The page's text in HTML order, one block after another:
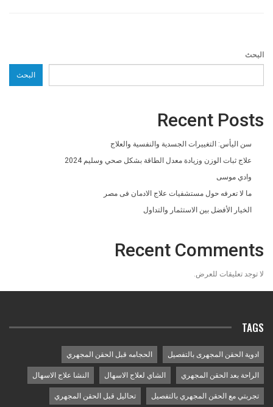
البحث
البحث
Recent Posts
سن اليأس: التغييرات الجسدية والنفسية والعلاج
علاج ثبات الوزن وزيادة معدل الطاقة بشكل صحي وسليم 2024
وادي موسى
ما لا تعرفه حول مستشفيات علاج الادمان فى مصر
الخيار الأفضل بين الاستثمار والتداول
Recent Comments
لا توجد تعليقات للعرض.
TAGS
ادوية الحقن المجهرى بالتفصيل الحجامه قبل الحقن المجهري
الراحة بعد الحقن المجهري الشاي لعلاج الاسهال النشا علاج الاسهال
تجربتي مع الحقن المجهري بالتفصيل تحاليل قبل الحقن المجهري